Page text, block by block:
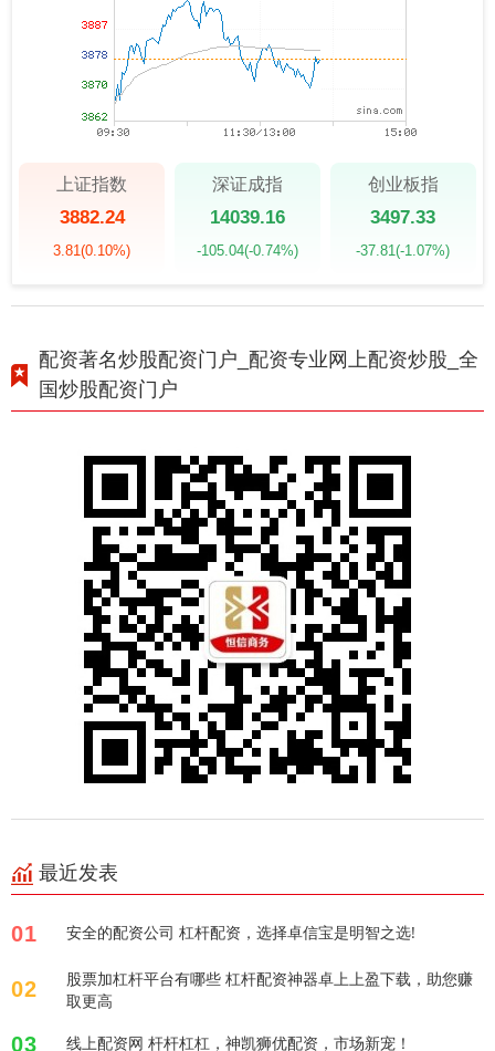
上证指数
3882.24
3.81(0.10%)
深证成指
14039.16
-105.04(-0.74%)
创业板指
3497.33
-37.81(-1.07%)
配资著名炒股配资门户_配资专业网上配资炒股_全
国炒股配资门户
最近发表
01 安全的配资公司 杠杆配资，选择卓信宝是明智之选!
02
股票加杠杆平台有哪些 杠杆配资神器卓上上盈下载，助您赚
取更高
03 线上配资网 杆杆杠杠，神凯狮优配资，市场新宠！